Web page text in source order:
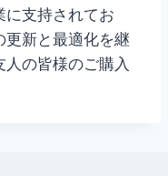
に支持されてお
更新と最適化を継
の皆様のご購入